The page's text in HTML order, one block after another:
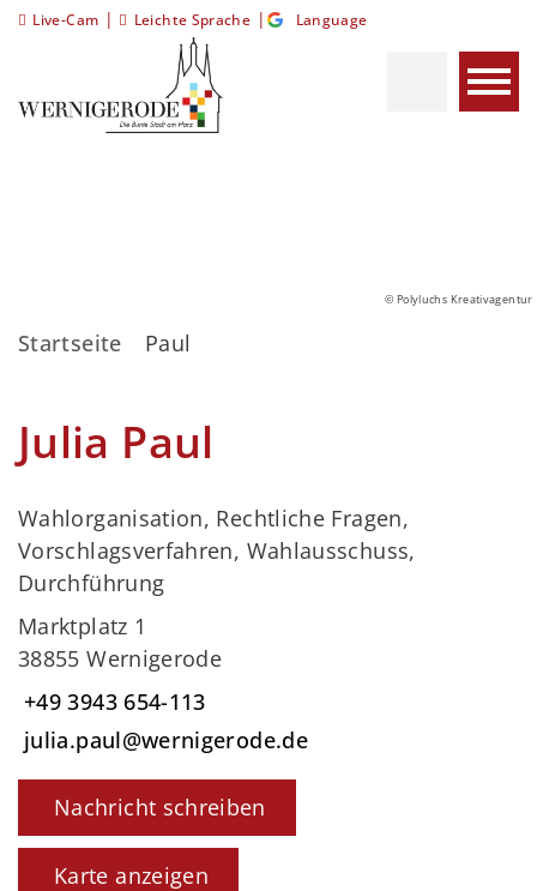
Live-Cam | Leichte Sprache | Language
© Polyluchs Kreativagentur
Startseite Paul
Julia Paul
Wahlorganisation, Rechtliche Fragen,
Vorschlagsverfahren, Wahlausschuss,
Durchführung
Marktplatz 1
38855 Wernigerode
+49 3943 654-113
julia.paul@wernigerode.de
Nachricht schreiben
Karte anzeigen